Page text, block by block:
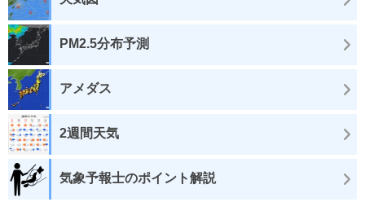
PM2.5分布予測
アメダス
2週間天気
気象予報士のポイント解説